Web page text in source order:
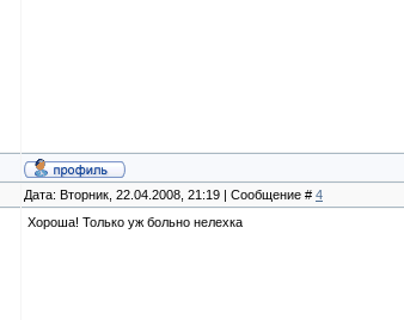
Дата: Вторник, 22.04.2008, 21:19 | Сообщение # 4
Хороша! Только уж больно нелехка